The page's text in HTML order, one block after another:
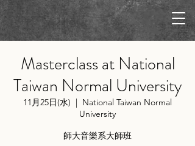
Masterclass at National
Taiwan Normal University
11月25日(水)
  |
National Taiwan Normal
University
師大音樂系大師班